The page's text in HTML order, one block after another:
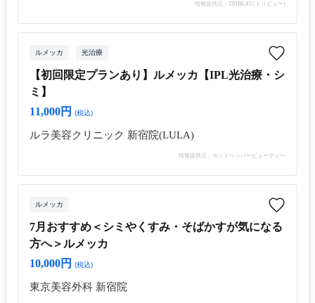
情報提供元：TRIBEAU(トリビュー)
ルメッカ 光治療
【初回限定プランあり】ルメッカ【IPL光治療・シ
ミ】
11,000円
(税込)
ルラ美容クリニック 新宿院(LULA)
情報提供元：ホットペッパービューティー
ルメッカ
7月おすすめ＜シミやくすみ・そばかすが気になる
方へ＞ルメッカ
10,000円
(税込)
東京美容外科 新宿院